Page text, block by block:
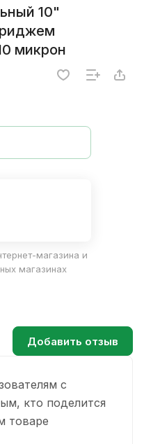
10"
микрон
магазина и
магазинах
с
кто поделится
товаре
Добавить отзыв